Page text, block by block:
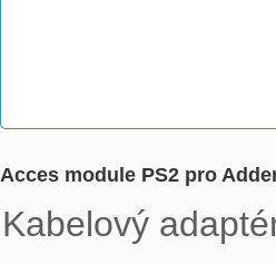
Acces module PS2 pro
Kabelový